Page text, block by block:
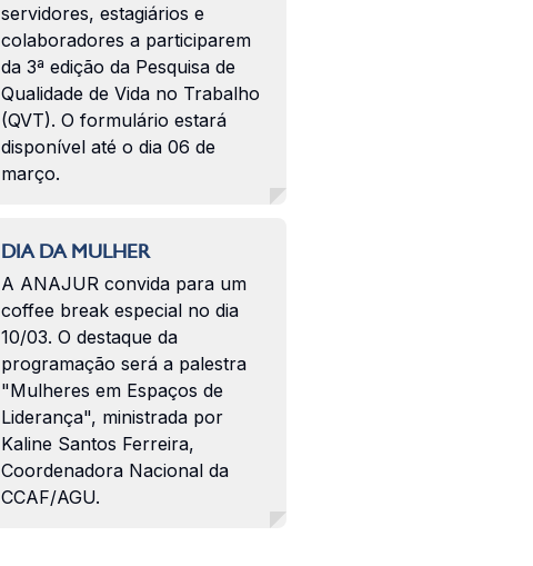
servidores, estagiários e
colaboradores a participarem
da 3ª edição da Pesquisa de
Qualidade de Vida no Trabalho
(QVT). O formulário estará
disponível até o dia 06 de
março.
DIA DA MULHER
A ANAJUR convida para um
coffee break especial no dia
10/03. O destaque da
programação será a palestra
"Mulheres em Espaços de
Liderança", ministrada por
Kaline Santos Ferreira,
Coordenadora Nacional da
CCAF/AGU.